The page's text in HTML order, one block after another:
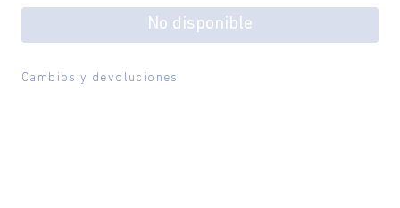
No disponible
Cambios y devoluciones